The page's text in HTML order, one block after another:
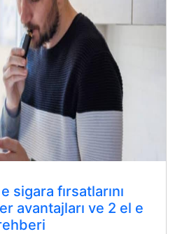
sigara fırsatlarını
avantajları ve 2 el e